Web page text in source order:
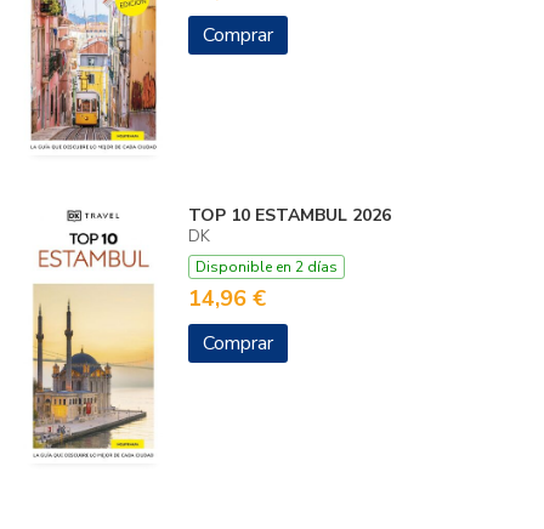
Comprar
TOP 10 ESTAMBUL 2026
DK
Disponible en 2 días
14,96 €
Comprar